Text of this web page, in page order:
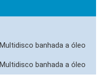
Multidisco banhada a óleo
Multidisco banhada a óleo